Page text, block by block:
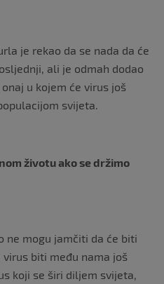
je rekao da se nada da će
ali je odmah dodao
u kojem će virus još
svijeta.
životu ako se držimo
ne mogu jamčiti da će biti
virus biti među nama još
koji se širi diljem svijeta,